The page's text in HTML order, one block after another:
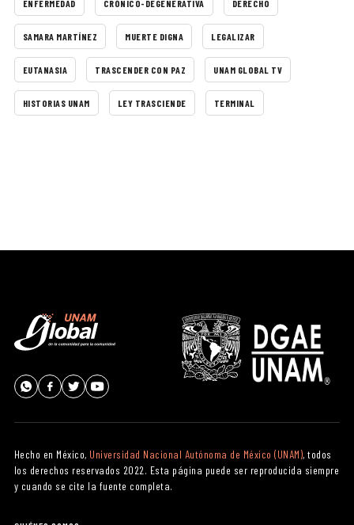
ENFERMEDAD CRÓNICO-DEGENERATIVA DERECHO
SAMARA MARTÍNEZ MUERTE DIGNA LEGALIZAR
EUTANASIA TRASCENDER CON PAZ UNAM GLOBAL TV
HISTORIAS UNAM LEY TRASCIENDE TERMINAL
Hecho en México, Universidad Nacional Autónoma de México (UNAM), todos
los derechos reservados 2022. Esta página puede ser reproducida siempre
y cuando se cite la fuente completa.